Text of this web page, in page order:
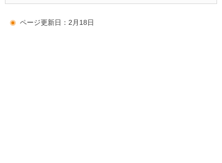
ページ更新日：2月18日